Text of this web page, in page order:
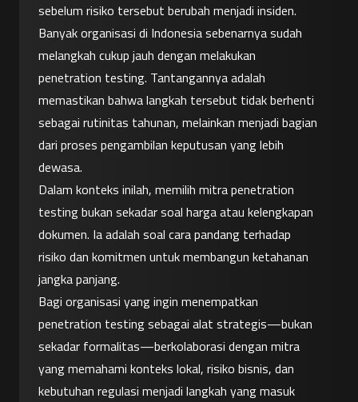
sebelum risiko tersebut berubah menjadi insiden.
Banyak organisasi di Indonesia sebenarnya sudah
melangkah cukup jauh dengan melakukan
penetration testing. Tantangannya adalah
memastikan bahwa langkah tersebut tidak berhenti
sebagai rutinitas tahunan, melainkan menjadi bagian
dari proses pengambilan keputusan yang lebih
dewasa.
Dalam konteks inilah, memilih mitra penetration
testing bukan sekadar soal harga atau kelengkapan
dokumen. Ia adalah soal cara pandang terhadap
risiko dan komitmen untuk membangun ketahanan
jangka panjang.
Bagi organisasi yang ingin menempatkan
penetration testing sebagai alat strategis—bukan
sekadar formalitas—berkolaborasi dengan mitra
yang memahami konteks lokal, risiko bisnis, dan
kebutuhan regulasi menjadi langkah yang masuk